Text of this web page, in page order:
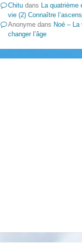
Chitudans La quatrième
vie (2) Connaître
Anonymedans Noé –
changer l’âge